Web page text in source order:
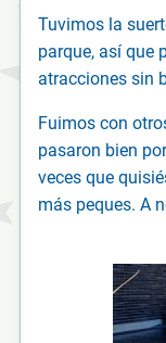
Tuvimos la
parque, así que
atracciones sin
Fuimos con
pasaron bien
veces que
más peques. A